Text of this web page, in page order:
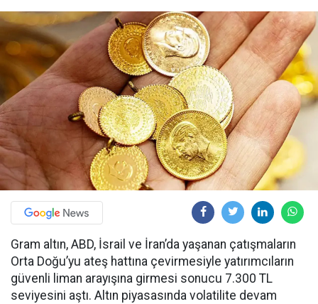
Gram altın, ABD, İsrail ve İran’da yaşanan çatışmaların
Orta Doğu’yu ateş hattına çevirmesiyle yatırımcıların
güvenli liman arayışına girmesi sonucu 7.300 TL
seviyesini aştı. Altın piyasasında volatilite devam